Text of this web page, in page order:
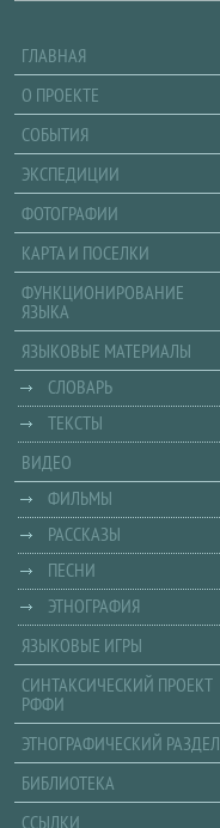
ГЛАВНАЯ
О ПРОЕКТЕ
СОБЫТИЯ
ЭКСПЕДИЦИИ
ФОТОГРАФИИ
КАРТА И ПОСЕЛКИ
ФУНКЦИОНИРОВАНИЕ
ЯЗЫКА
ЯЗЫКОВЫЕ МАТЕРИАЛЫ
СЛОВАРЬ
ТЕКСТЫ
ВИДЕО
ФИЛЬМЫ
РАССКАЗЫ
ПЕСНИ
ЭТНОГРАФИЯ
ЯЗЫКОВЫЕ ИГРЫ
СИНТАКСИЧЕСКИЙ ПРОЕКТ
РФФИ
ЭТНОГРАФИЧЕСКИЙ РАЗДЕЛ
БИБЛИОТЕКА
ССЫЛКИ